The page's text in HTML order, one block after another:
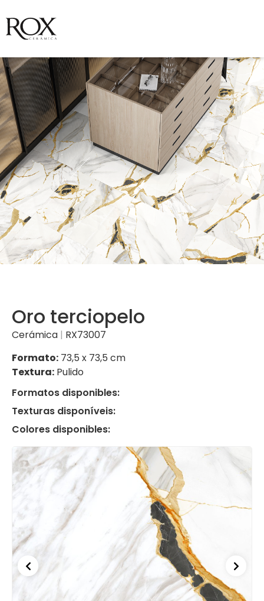
VER FOTO
Oro terciopelo
Cerámica | RX73007
Formato: 73,5 x 73,5 cm
Textura: Pulido
Formatos disponibles:
Texturas disponíveis:
Colores disponibles: